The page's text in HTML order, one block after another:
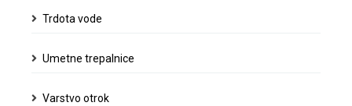
Trdota vode
Umetne trepalnice
Varstvo otrok